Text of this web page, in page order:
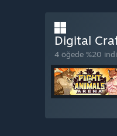
Digital
4 öğede %20